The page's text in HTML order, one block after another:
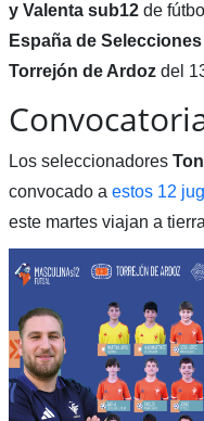
y Valenta sub12 de
España de
Torrejón de Ardozdel
Los seleccionadores
convocado a estos 12
este martes viajan a